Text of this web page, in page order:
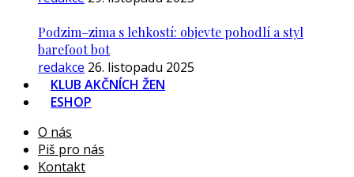
Podzim–zima s lehkostí: objevte pohodlí a styl
barefoot bot
redakce 26. listopadu 2025
KLUB AKČNÍCH ŽEN
ESHOP
O nás
Piš pro nás
Kontakt